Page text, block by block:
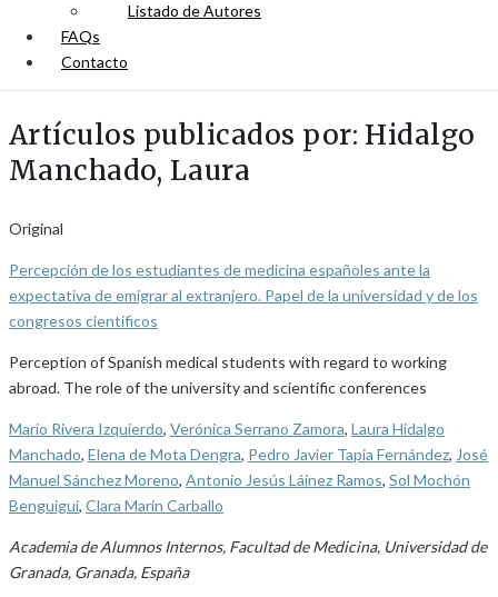
Listado de Autores
FAQs
Contacto
Artículos publicados por: Hidalgo
Manchado, Laura
Original
Percepción de los estudiantes de medicina españoles ante la
expectativa de emigrar al extranjero. Papel de la universidad y de los
congresos científicos
Perception of Spanish medical students with regard to working
abroad. The role of the university and scientific conferences
Mario Rivera Izquierdo, Verónica Serrano Zamora, Laura Hidalgo
Manchado, Elena de Mota Dengra, Pedro Javier Tapia Fernández, José
Manuel Sánchez Moreno, Antonio Jesús Láinez Ramos, Sol Mochón
Benguigui, Clara Marín Carballo
Academia de Alumnos Internos, Facultad de Medicina, Universidad de
Granada, Granada, España